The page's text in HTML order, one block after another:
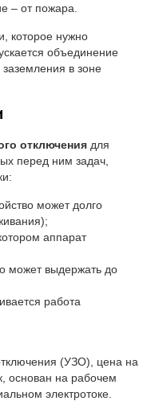
– от пожара.
которое нужно
объединение
в зоне
отключения для
перед ним задач,
может долго
аппарат
может выдержать до
работа
(УЗО), цена на
основан на рабочем
электротоке.